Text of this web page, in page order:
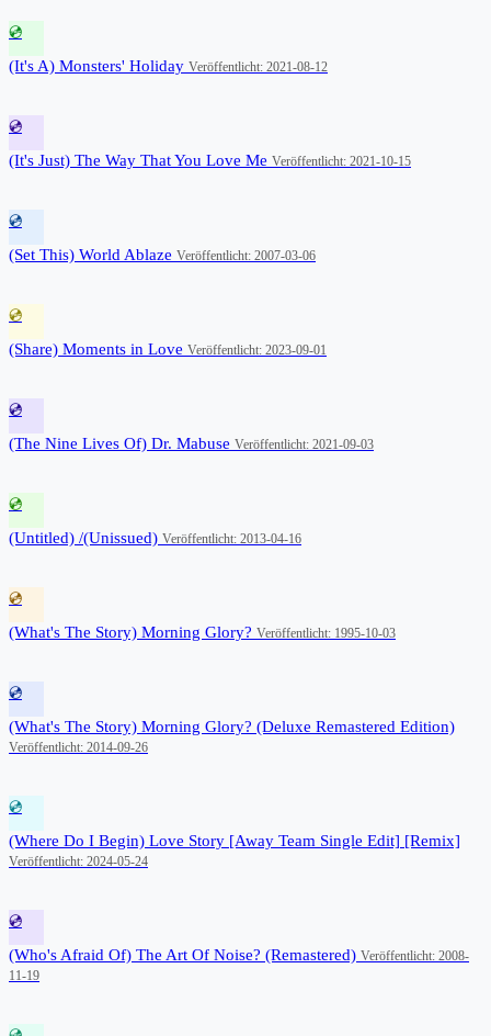
💿
(It's A) Monsters' Holiday Veröffentlicht: 2021-08-12
💿
(It's Just) The Way That You Love Me Veröffentlicht: 2021-10-15
💿
(Set This) World Ablaze Veröffentlicht: 2007-03-06
💿
(Share) Moments in Love Veröffentlicht: 2023-09-01
💿
(The Nine Lives Of) Dr. Mabuse Veröffentlicht: 2021-09-03
💿
(Untitled) /(Unissued) Veröffentlicht: 2013-04-16
💿
(What's The Story) Morning Glory? Veröffentlicht: 1995-10-03
💿
(What's The Story) Morning Glory? (Deluxe Remastered Edition)
Veröffentlicht: 2014-09-26
💿
(Where Do I Begin) Love Story [Away Team Single Edit] [Remix]
Veröffentlicht: 2024-05-24
💿
(Who's Afraid Of) The Art Of Noise? (Remastered) Veröffentlicht: 2008-
11-19